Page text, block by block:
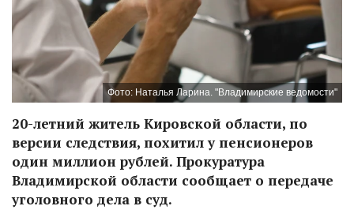
Фото: Наталья Ларина. "Владимирские ведомости"
20-летний житель Кировской области, по
версии следствия, похитил у пенсионеров
один миллион рублей. Прокуратура
Владимирской области сообщает о передаче
уголовного дела в суд.